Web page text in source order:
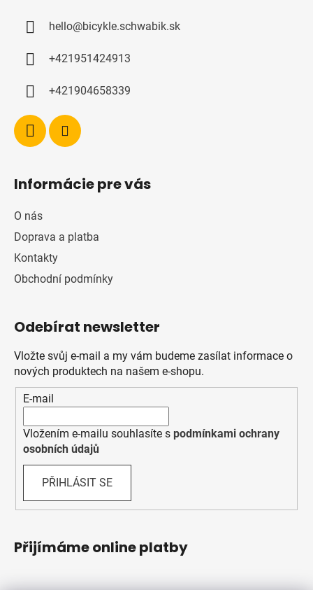
hello@bicykle.schwabik.sk
+421951424913
+421904658339
Informácie pre vás
O nás
Doprava a platba
Kontakty
Obchodní podmínky
Odebírat newsletter
Vložte svůj e-mail a my vám budeme zasílat informace o
nových produktech na našem e-shopu.
E-mail
Vložením e-mailu souhlasíte s podmínkami ochrany
osobních údajů
PŘIHLÁSIT SE
Přijímáme online platby